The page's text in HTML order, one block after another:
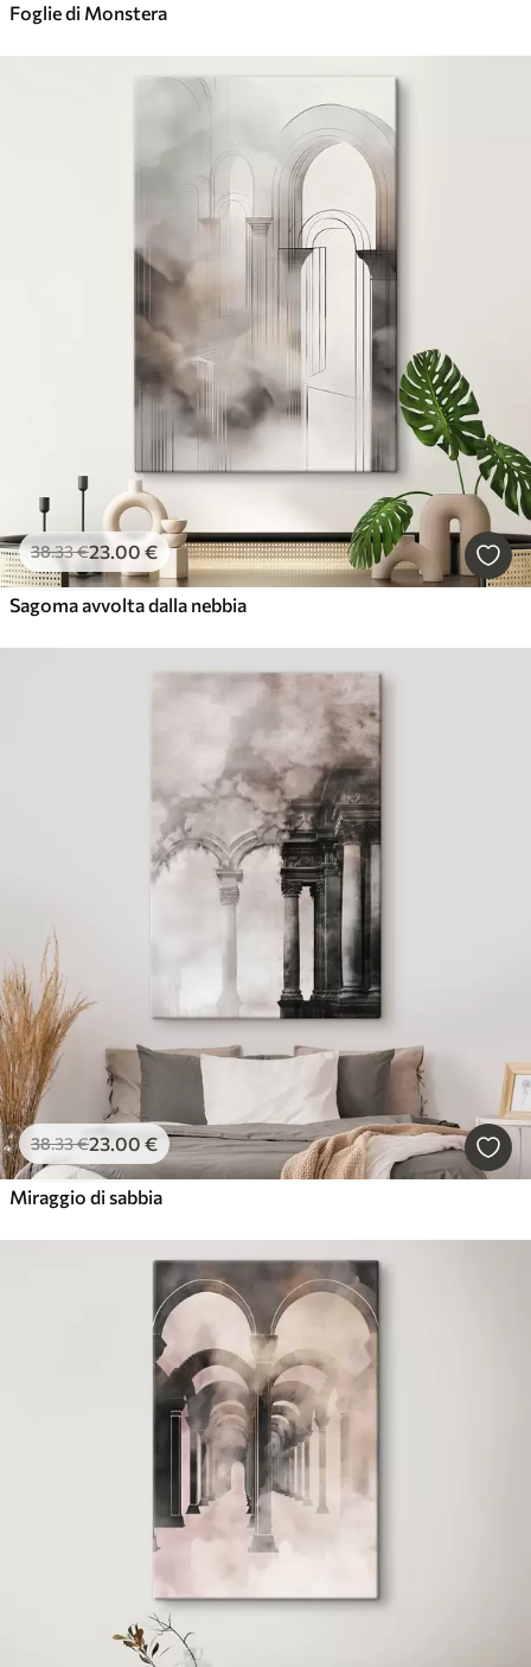
Foglie di Monstera
38.33€23.00 €
Sagoma avvolta dalla nebbia
38.33€23.00 €
Miraggio di sabbia